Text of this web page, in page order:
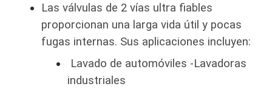
Las válvulas de 2 vías ultra fiables
proporcionan una larga vida útil y pocas
fugas internas. Sus aplicaciones incluyen:
Lavado de automóviles -Lavadoras
industriales